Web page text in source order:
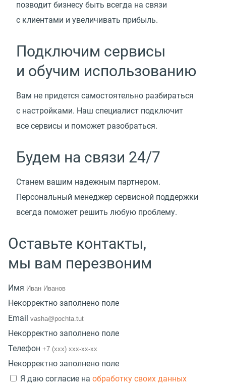
позводит бизнесу быть всегда на связи
с клиентами и увеличивать прибыль.
Подключим сервисы
и обучим использованию
Вам не придется самостоятельно разбираться
с настройками. Наш специалист подключит
все сервисы и поможет разобраться.
Будем на связи 24/7
Cтанем вашим надежным партнером.
Персональный менеджер сервисной поддержки
всегда поможет решить любую проблему.
Оставьте контакты,
мы вам перезвоним
Имя
Некорректно заполнено поле
Email
Некорректно заполнено поле
Телефон
Некорректно заполнено поле
Я даю согласие на обработку своих данных